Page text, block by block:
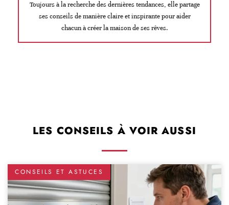
Toujours à la recherche des dernières tendances, elle partage
ses conseils de manière claire et inspirante pour aider
chacun à créer la maison de ses rêves.
LES CONSEILS À VOIR AUSSI
CONSEILS ET ASTUCES